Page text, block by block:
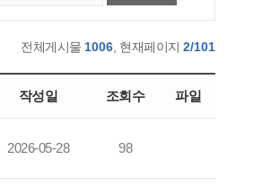
전체게시물 1006 , 현재페이지 2/101
작성일 조회수 파일
2026-05-28 98